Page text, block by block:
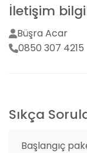
kurumsal
mekan sunuyor.
Kusursuz Hizmet
menü
kabiliyetimizle
Mekan dışı
Mekan dışı
İletişim
Büşra Acar
0850 307 4215
Sıkça
Başlangıç